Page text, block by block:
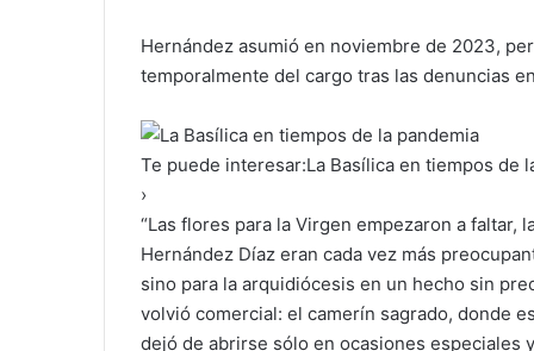
Hernández asumió en noviembre de 2023,
temporalmente del cargo tras las denuncias
Te puede interesar:La Basílica en tiempos de
›
“Las flores para la Virgen empezaron a faltar,
Hernández Díaz eran cada vez más
sino para la arquidiócesis en un hecho sin
volvió comercial: el camerín sagrado, donde
dejó de abrirse sólo en ocasiones especiales